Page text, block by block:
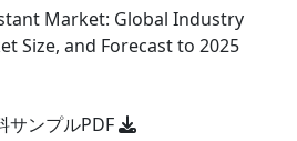
Market: Global Industry
Size, and Forecast to 2025
サンプルPDF